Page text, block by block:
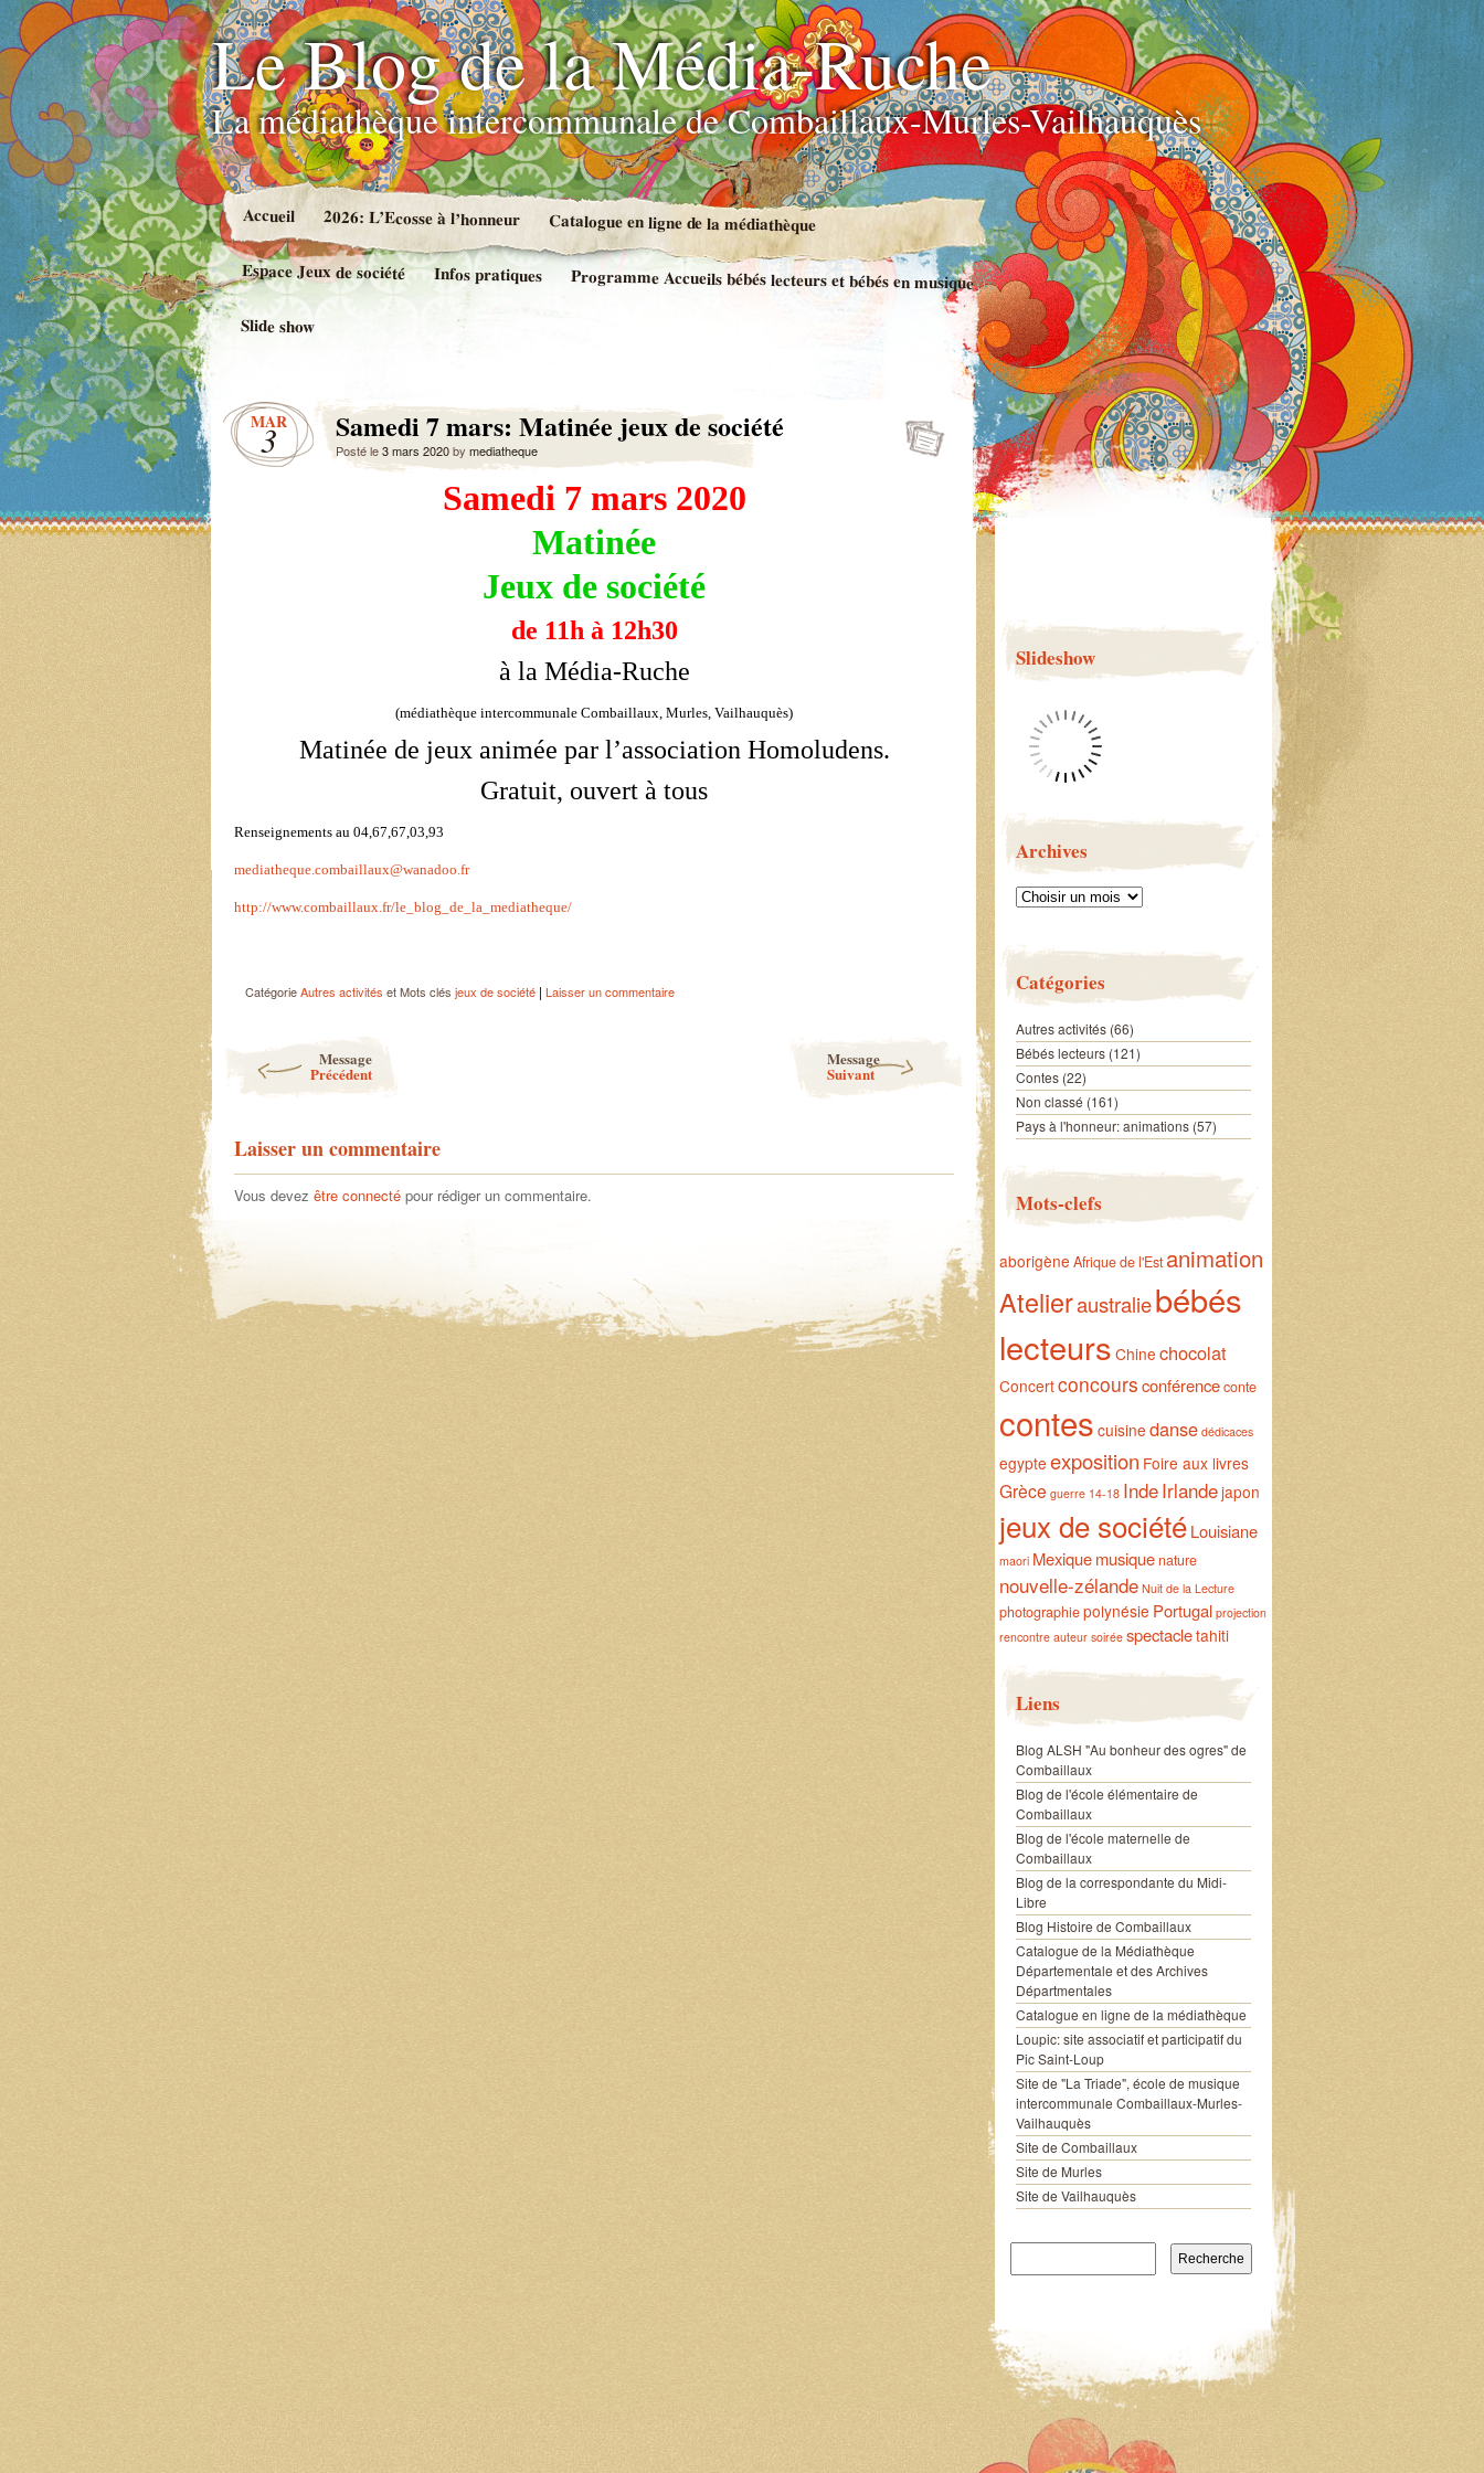
Le Blog de la Média-Ruche
La médiathèque intercommunale de Combaillaux-Murles-Vailhauquès
Accueil 2026: L’Ecosse à l’honneur Catalogue en ligne de la médiathèque
Espace Jeux de société Infos pratiques Programme Accueils bébés lecteurs et bébés en musique
Slide show
MAR
3 Samedi 7 mars: Matinée jeux de société
Posté le3 mars 2020by mediatheque
Samedi 7 mars 2020
Matinée
Jeux de société
de 11h à 12h30
à la Média-Ruche
(médiathèque intercommunale Combaillaux, Murles, Vailhauquès)
Matinée de jeux animée par l’association Homoludens.
Gratuit, ouvert à tous
Renseignements au 04,67,67,03,93
mediatheque.combaillaux@wanadoo.fr
http://www.combaillaux.fr/le_blog_de_la_mediatheque/
CatégorieAutres activités et Mots clés jeux de société | Laisser un commentaire
Message
Précédent
Message
Suivant
Laisser un commentaire
Vous devez être connecté pour rédiger un commentaire.
Slideshow
Archives
Catégories
Autres activités(66)
Bébés lecteurs(121)
Contes(22)
Non classé (161)
Pays à l'honneur: animations(57)
Mots-clefs
aborigène Afrique de l'Est animation
Atelieraustraliebébés
lecteurs Chine chocolat
Concertconcoursconférenceconte
contes cuisine danse dédicaces
egypte exposition Foire aux livres
Grèce guerre 14-18 IndeIrlandejapon
jeux de société Louisiane
maori Mexique musiquenature
nouvelle-zélande Nuit de la Lecture
photographiepolynésie Portugal projection
rencontre auteur soirée spectacletahiti
Liens
Blog ALSH "Au bonheur des ogres" de
Combaillaux
Blog de l'école élémentaire de
Combaillaux
Blog de l'école maternelle de
Combaillaux
Blog de la correspondante du Midi-
Libre
Blog Histoire de Combaillaux
Catalogue de la Médiathèque
Départementale et des Archives
Départmentales
Catalogue en ligne de la médiathèque
Loupic: site associatif et participatif du
Pic Saint-Loup
Site de "La Triade", école de musique
intercommunale Combaillaux-Murles-
Vailhauquès
Site de Combaillaux
Site de Murles
Site de Vailhauquès
Recherche pour: